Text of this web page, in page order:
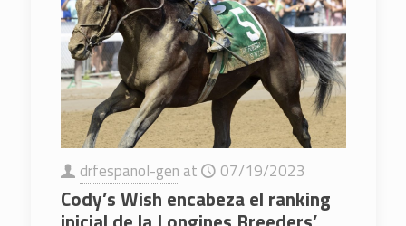
drfespanol-gen at 07/19/2023
Cody’s Wish encabeza el ranking